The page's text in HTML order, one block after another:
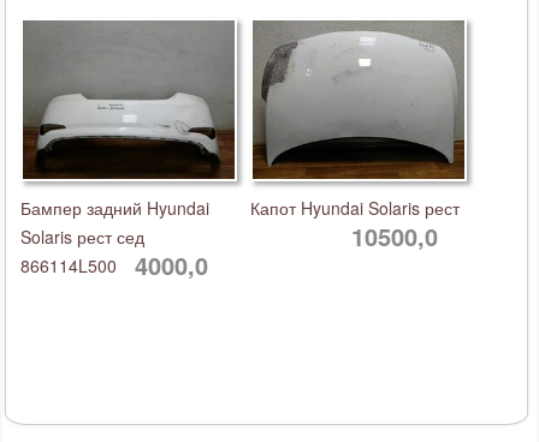
Бампер задний Hyundai
Solaris рест сед
866114L500
4000,0
Капот Hyundai Solaris рест
10500,0